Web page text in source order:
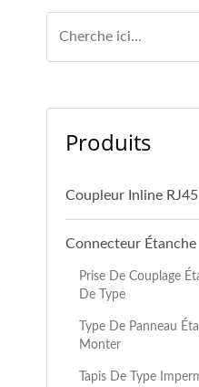
Produits
Coupleur Inline RJ45
Connecteur Étanche
Prise De Couplage
De Type
Type De Panneau
Monter
Tapis De Type